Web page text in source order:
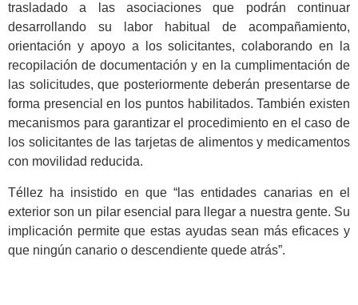
trasladado a las asociaciones que podrán continuar
desarrollando su labor habitual de acompañamiento,
orientación y apoyo a los solicitantes, colaborando en la
recopilación de documentación y en la cumplimentación de
las solicitudes, que posteriormente deberán presentarse de
forma presencial en los puntos habilitados. También existen
mecanismos para garantizar el procedimiento en el caso de
los solicitantes de las tarjetas de alimentos y medicamentos
con movilidad reducida.
Téllez ha insistido en que “las entidades canarias en el
exterior son un pilar esencial para llegar a nuestra gente. Su
implicación permite que estas ayudas sean más eficaces y
que ningún canario o descendiente quede atrás”.